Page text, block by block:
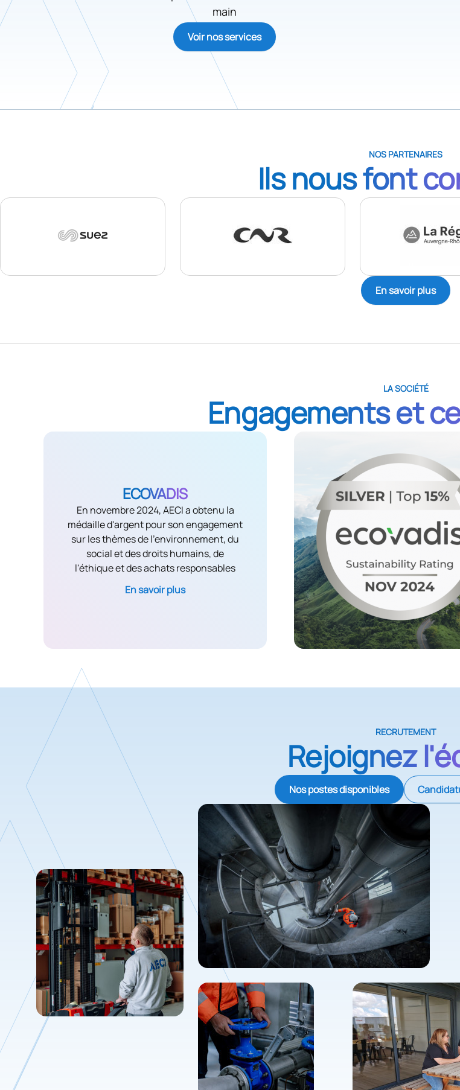
main
Voir nos services
NOS PARTENAIRES
Ils nous font
En savoir plus
LA SOCIÉTÉ
Engagements et
ECOVADIS
En novembre 2024, AECI a obtenu la
médaille d'argent pour son engagement
sur les thèmes de l'environnement, du
social et des droits humains, de
l'éthique et des achats responsables
En savoir plus
RECRUTEMENT
Rejoignez
Nos postes disponibles